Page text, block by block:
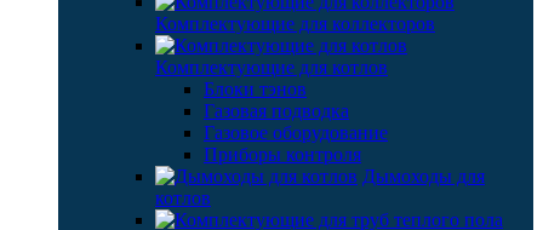
Комплектующие для коллекторов
Комплектующие для котлов
Блоки тэнов
Газовая подводка
Газовое оборудование
Приборы контроля
Дымоходы для
котлов